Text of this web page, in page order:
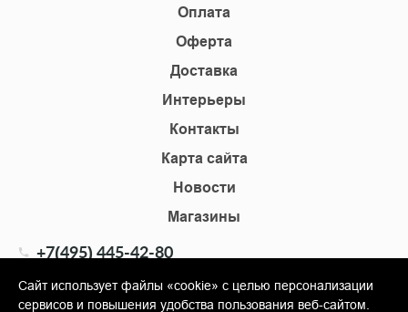
Оплата
Оферта
Доставка
Интерьеры
Контакты
Карта сайта
Новости
Магазины
+7(495) 445-42-80
info@shopkm.ru
Сайт использует файлы «cookie» с целью персонализации
сервисов и повышения удобства пользования веб-сайтом.